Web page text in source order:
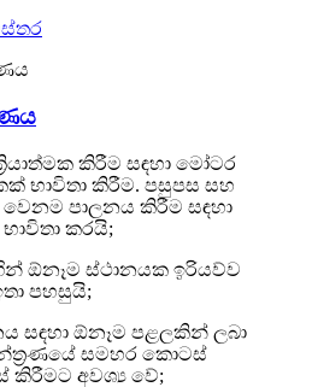
කිරීම සඳහා මෝටර
භාවිතා කිරීම. පසුපස සහ
වෙනම පාලනය කිරීම සඳහා
කරයි;
ඕනෑම ස්ථානයක ඉරියව්ව
පහසුයි;
සඳහා ඕනෑම පළලකින් ලබා
සමහර කොටස්
අවශ්‍ය වේ;